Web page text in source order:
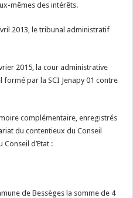
mêmes des intérêts.
2013, le tribunal administratif
2015, la cour administrative
formé par la SCI Jenapy 01 contre
complémentaire, enregistrés
du contentieux du Conseil
Conseil d’Etat :
de Bessèges la somme de 4